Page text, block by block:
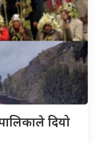
दियो